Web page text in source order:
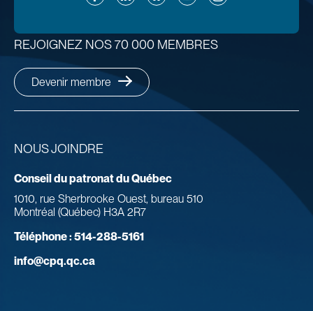
NOUS JOINDRE
Conseil du patronat du Québec
1010, rue Sherbrooke Ouest, bureau 510
Montréal (Québec) H3A 2R7
Téléphone :514-288-5161
info@cpq.qc.ca
REJOIGNEZ NOS 70 000 MEMBRES
Devenir membre